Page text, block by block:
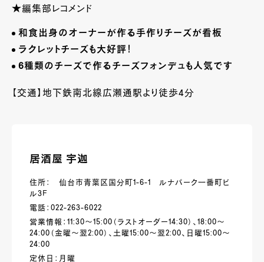
★編集部レコメンド
和食出身のオーナーが作る手作りチーズが看板
ラクレットチーズも大好評！
6種類のチーズで作るチーズフォンデュも人気です
【交通】地下鉄南北線広瀬通駅より徒歩4分
居酒屋 宇迦
住所： 仙台市青葉区国分町1-6-1 ルナパーク一番町ビ
ル3Ｆ
電話：022-263-6022
営業情報：11:30～15:00（ラストオーダー14:30）、18:00～
24:00（金曜～翌2:00）、土曜15:00～翌2:00、日曜15:00～
24:00
定休日：月曜